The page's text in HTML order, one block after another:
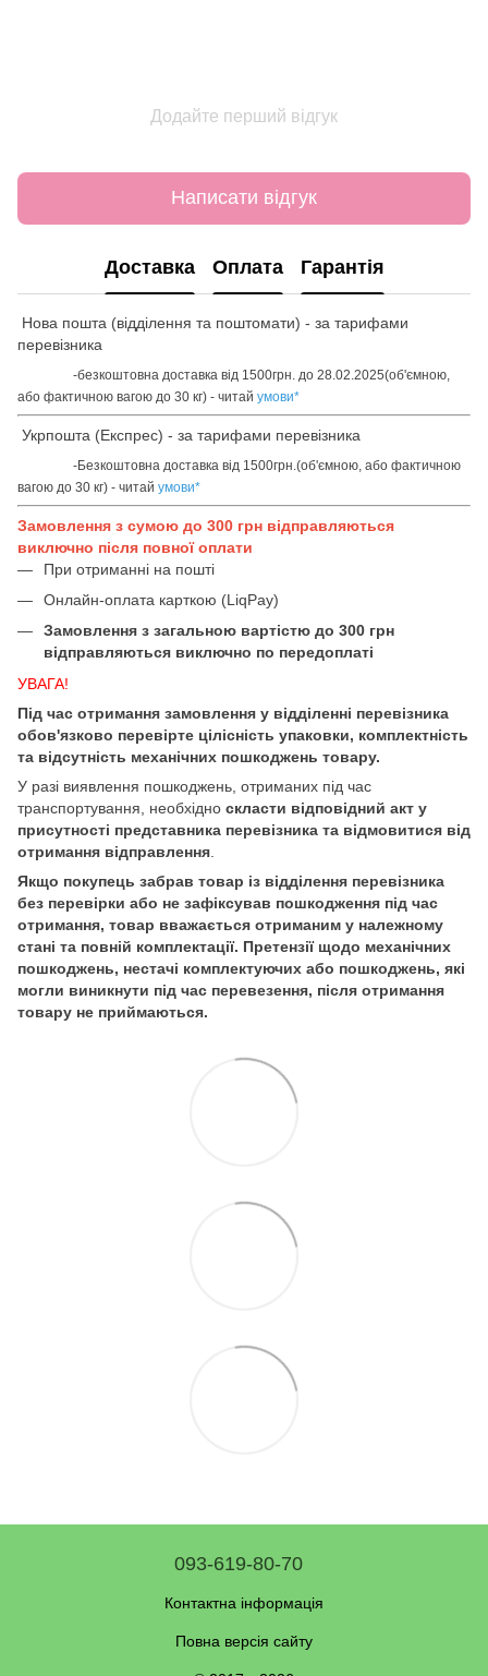
Додайте перший відгук
Написати відгук
Доставка Оплата Гарантія
Нова пошта (відділення та поштомати) - за тарифами
перевізника
-безкоштовна доставка від 1500грн. до 28.02.2025(об'ємною,
або фактичною вагою до 30 кг) - читай умови*
Укрпошта (Експрес) - за тарифами перевізника
-Безкоштовна доставка від 1500грн.(об'ємною, або фактичною
вагою до 30 кг) - читай умови*
Замовлення з сумою до 300 грн відправляються
виключно після повної оплати
При отриманні на пошті
Онлайн-оплата карткою (LiqPay)
Замовлення з загальною вартістю до 300 грн
відправляються виключно по передоплаті
УВАГА!
Під час отримання замовлення у відділенні перевізника
обов'язково перевірте цілісність упаковки, комплектність
та відсутність механічних пошкоджень товару.
У разі виявлення пошкоджень, отриманих під час
транспортування, необхідно скласти відповідний акт у
присутності представника перевізника та відмовитися від
отримання відправлення
Якщо покупець забрав товар із відділення перевізника
без перевірки або не зафіксував пошкодження під час
отримання, товар вважається отриманим у належному
стані та повній комплектації. Претензії щодо механічних
пошкоджень, нестачі комплектуючих або пошкоджень, які
могли виникнути під час перевезення, після отримання
товару не приймаються.
093-619-80-70
Контактна інформація
Повна версія сайту